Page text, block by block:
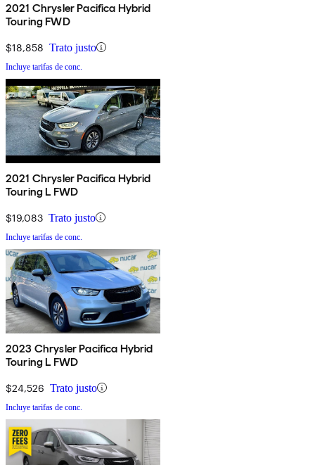
2021 Chrysler Pacifica Hybrid
Touring FWD
$18,858 Trato justo
Incluye tarifas de conc.
2021 Chrysler Pacifica Hybrid
Touring L FWD
$19,083 Trato justo
Incluye tarifas de conc.
2023 Chrysler Pacifica Hybrid
Touring L FWD
$24,526 Trato justo
Incluye tarifas de conc.